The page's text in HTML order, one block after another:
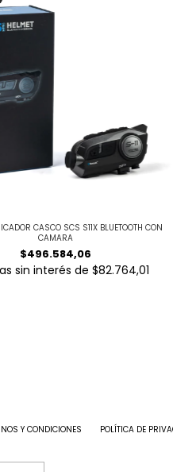
CASCO SCS S11X BLUETOOTH CON
CAMARA
$496.584,06
sin interés de $82.764,01
Y CONDICIONES POLÍTICA DE